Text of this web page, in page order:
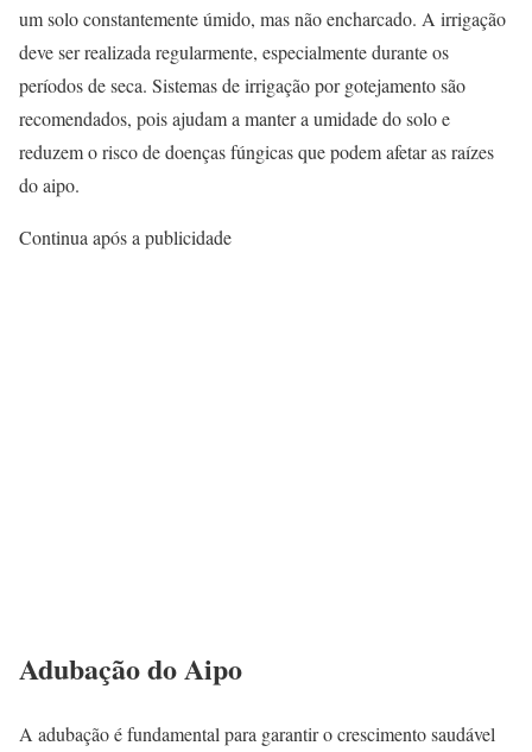
um solo constantemente úmido, mas não encharcado. A irrigação
deve ser realizada regularmente, especialmente durante os
períodos de seca. Sistemas de irrigação por gotejamento são
recomendados, pois ajudam a manter a umidade do solo e
reduzem o risco de doenças fúngicas que podem afetar as raízes
do aipo.
Continua após a publicidade
Adubação do Aipo
A adubação é fundamental para garantir o crescimento saudável